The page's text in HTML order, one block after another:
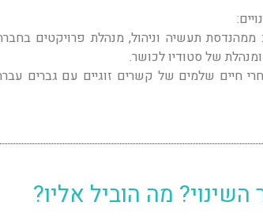
ממהנדסת תעשיה וניהול, מנהלת פרויקטים
של סטודיו לכושר.
חיים שלמים של קשרים זוגיים עם גברים
השינוי? מה הוביל אליו?